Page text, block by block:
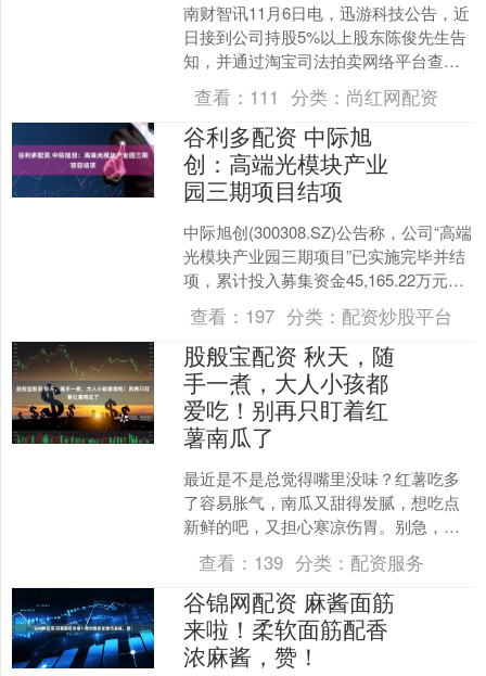
南财智讯11月6日电，迅游科技公告，近
日接到公司持股5%以上股东陈俊先生告
知，并通过淘宝司法拍卖网络平台查
询，获悉陈俊先生所持公司部分股份将
被贵州省贵阳市中级人....
查看： 111 分类： 尚红网配资
谷利多配资 中际旭
创：高端光模块产业
园三期项目结项
中际旭创(300308.SZ)公告称，公司“高端
光模块产业园三期项目”已实施完毕并结
项，累计投入募集资金45,165.22万元。
募投项目已实施完毕，并于近日办理....
查看： 197 分类： 配资炒股平台
股般宝配资 秋天，随
手一煮，大人小孩都
爱吃！别再只盯着红
薯南瓜了
最近是不是总觉得嘴里没味？红薯吃多
了容易胀气，南瓜又甜得发腻，想吃点
新鲜的吧，又担心寒凉伤胃。别急，我
这个跟着老中医学了多年的"厨房达人"，
今天就给大家推荐一个....
查看： 139 分类： 配资服务
谷锦网配资 麻酱面筋
来啦！柔软面筋配香
浓麻酱，赞！